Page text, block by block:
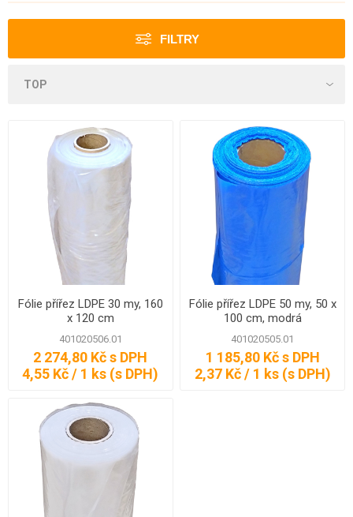
FILTRY
Fólie přířez LDPE 30 my, 160
x 120 cm
401020506.01
2 274,80 Kč s DPH
4,55 Kč / 1 ks (s DPH)
Fólie přířez LDPE 50 my, 50 x
100 cm, modrá
401020505.01
1 185,80 Kč s DPH
2,37 Kč / 1 ks (s DPH)